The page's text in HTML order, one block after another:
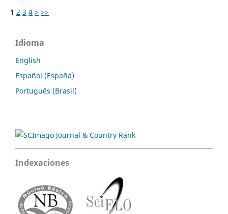
1 2 3 4 > >>
Idioma
English
Español (España)
Português (Brasil)
Indexaciones